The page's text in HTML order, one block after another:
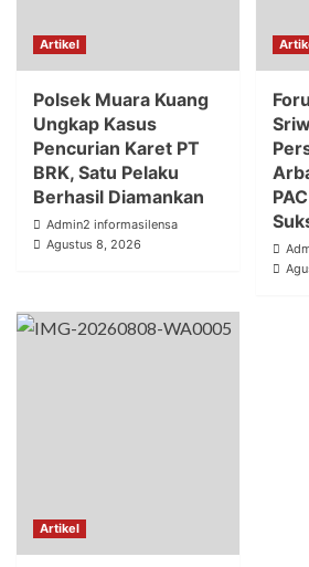
Artikel
Polsek Muara Kuang
Ungkap Kasus
Pencurian Karet PT
BRK, Satu Pelaku
Berhasil Diamankan
Admin2 informasilensa
Agustus 8, 2026
Artikel